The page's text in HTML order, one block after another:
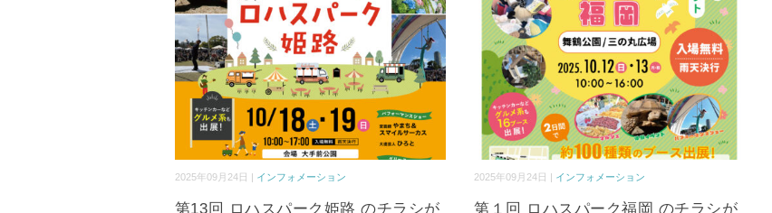
2025年09月24日 | インフォメーション
第13回 ロハスパーク姫路 のチラシが
2025年09月24日 | インフォメーション
第１回 ロハスパーク福岡 のチラシが